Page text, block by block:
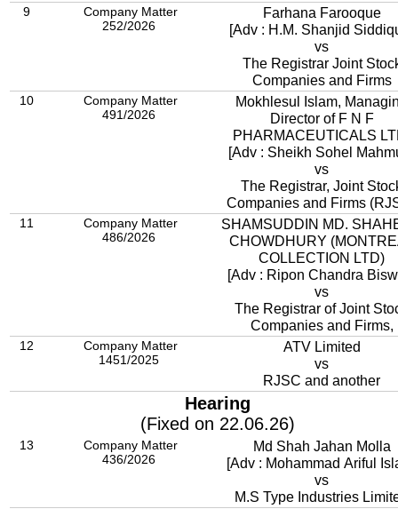
9
Company Matter
252/2026
Farhana Farooque
[Adv : H.M. Shanjid
vs
The Registrar Joint
Companies and Firms
10
Company Matter
491/2026
Mokhlesul Islam,
Director of F N F
PHARMACEUTICALS
[Adv : Sheikh Sohel
vs
The Registrar, Joint
Companies and Firms
11
Company Matter
486/2026
SHAMSUDDIN MD.
CHOWDHURY
COLLECTION LTD)
[Adv : Ripon Chandra
vs
The Registrar of Joint
Companies and Firms,
12
Company Matter
1451/2025
ATV Limited
vs
RJSC and another
Hearing
(Fixed on 22.06.26)
13
Company Matter
436/2026
Md Shah Jahan Molla
[Adv : Mohammad Ariful
vs
M.S Type Industries